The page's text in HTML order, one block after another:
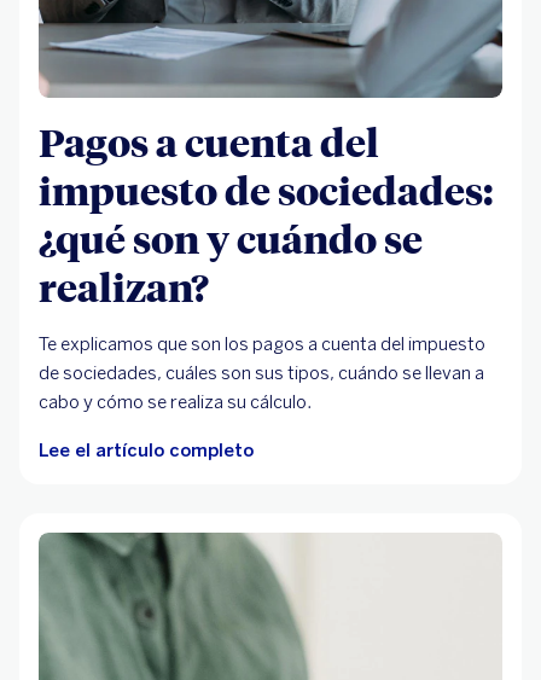
Pagos a cuenta del
impuesto de sociedades:
¿qué son y cuándo se
realizan?
Te explicamos que son los pagos a cuenta del impuesto
de sociedades, cuáles son sus tipos, cuándo se llevan a
cabo y cómo se realiza su cálculo.
Lee el artículo completo